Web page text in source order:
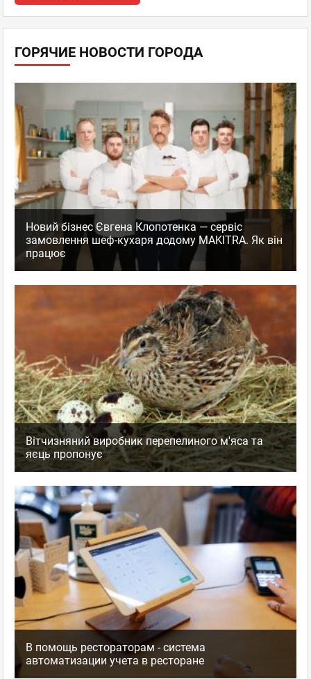
ГОРЯЧИЕ НОВОСТИ ГОРОДА
Новий бізнес Євгена Клопотенка — сервіс
замовлення шеф-кухаря додому MAKITRA. Як він
працює
Вітчизняний виробник перепелиного м'яса та
яєць пропонує
В помощь рестораторам - система
автоматизации учета в ресторане